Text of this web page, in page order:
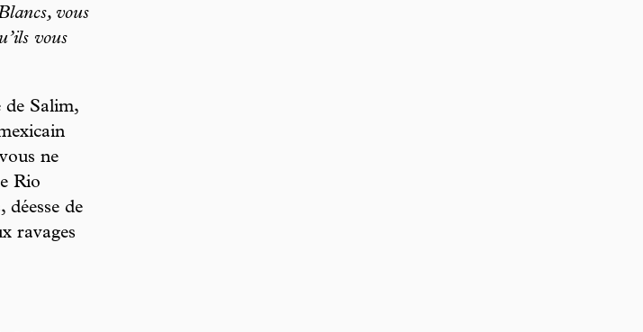
vous
vous
Salim,
ne
Rio
de
ravages